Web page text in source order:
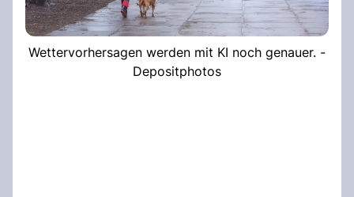
Wettervorhersagen werden mit KI noch genauer. -
Depositphotos